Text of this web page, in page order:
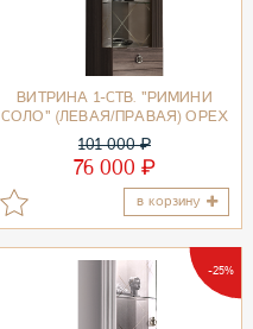
ВИТРИНА 1-СТВ. "РИМИНИ
СОЛО" (ЛЕВАЯ/ПРАВАЯ) ОРЕХ
ИМПЕРИЯ/ЗОЛОТО
101 000₽
76 000 ₽
в корзину
-25%